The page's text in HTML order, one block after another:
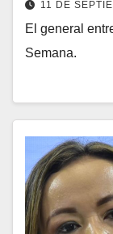
11 DE
El general
Semana.